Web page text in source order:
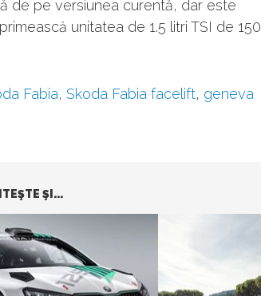
de pe versiunea curentă, dar este
unitatea de 1.5 litri TSI de 150
Fabia, Skoda Fabia facelift, geneva
ŞI...